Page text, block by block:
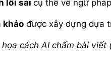
lỗi sai cụ thể về ngữ
khảo được xây dựng dựa
họa cách AI chấm bài viết